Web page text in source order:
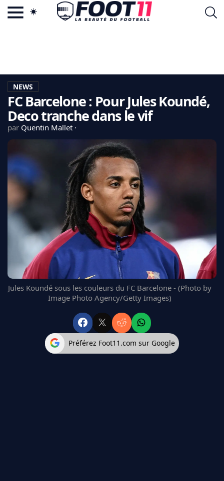
LA CHARTE
VIE PRIVÉE
CGU
CONTACTEZ-NOUS
MERCATO
CDM 2026
EDF
PSG
REAL MADRID
FC BARCELONE
MANCHESTER UNITED
CHELSEA
ARSENAL
L'AVIS DE LA RÉDAC'
NEWS
FC Barcelone : Pour Jules Koundé,
Deco tranche dans le vif
par Quentin Mallet
Jules Koundé sous les couleurs du FC Barcelone - (Photo by
Image Photo Agency/Getty Images)
Préférez Foot11.com sur Google